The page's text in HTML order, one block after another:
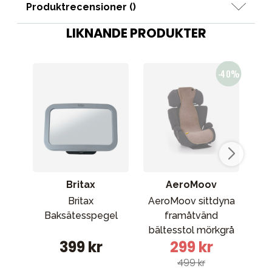
Produktrecensioner ()
LIKNANDE PRODUKTER
Britax
Britax
Baksätesspegel
399 kr
AeroMoov
AeroMoov sittdyna
framåtvänd
bältesstol mörkgrå
299 kr
499 kr